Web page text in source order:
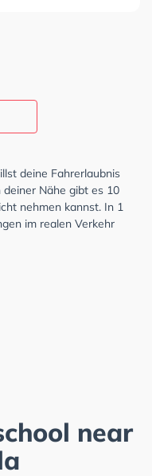
deine Fahrerlaubnis
deiner Nähe gibt es 10
nehmen kannst. In 1
im realen Verkehr
near